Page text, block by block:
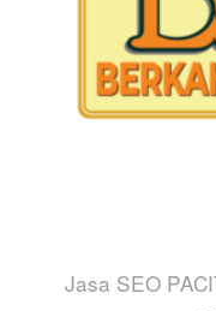
Jasa SEO